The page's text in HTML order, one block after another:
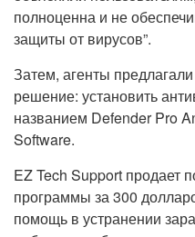
полноценна и не
защиты от вирусов”.
Затем, агенты
решение: установить
названием Defender Pro
Software.
EZ Tech Support продает
программы за 300
помощь в устранении